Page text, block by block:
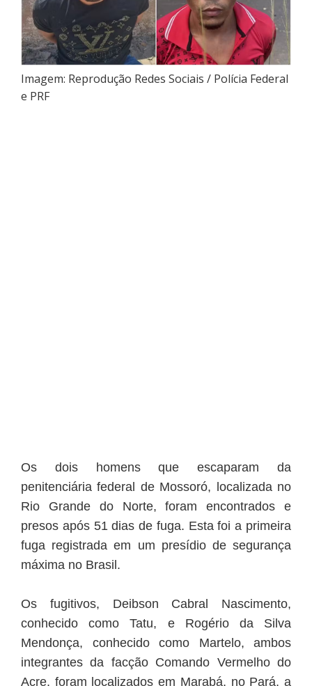
Imagem: Reprodução Redes Sociais / Polícia Federal
e PRF
Os dois homens que escaparam da
penitenciária federal de Mossoró, localizada no
Rio Grande do Norte, foram encontrados e
presos após 51 dias de fuga. Esta foi a primeira
fuga registrada em um presídio de segurança
máxima no Brasil.
Os fugitivos, Deibson Cabral Nascimento,
conhecido como Tatu, e Rogério da Silva
Mendonça, conhecido como Martelo, ambos
integrantes da facção Comando Vermelho do
Acre, foram localizados em Marabá, no Pará, a